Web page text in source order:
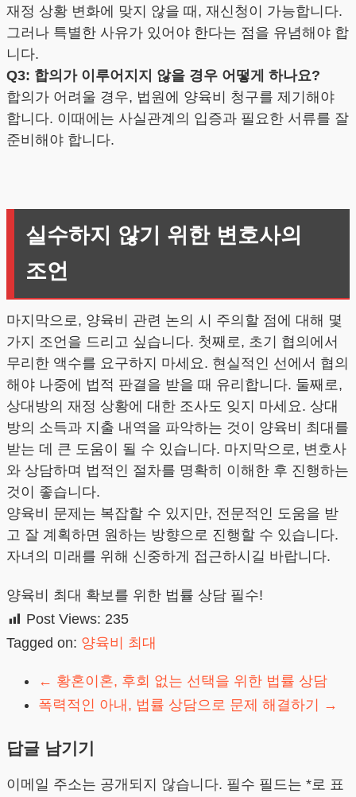
재정 상황 변화에 맞지 않을 때, 재신청이 가능합니다.
그러나 특별한 사유가 있어야 한다는 점을 유념해야 합
니다.
Q3: 합의가 이루어지지 않을 경우 어떻게 하나요?
합의가 어려울 경우, 법원에 양육비 청구를 제기해야
합니다. 이때에는 사실관계의 입증과 필요한 서류를 잘
준비해야 합니다.
실수하지 않기 위한 변호사의
조언
마지막으로, 양육비 관련 논의 시 주의할 점에 대해 몇
가지 조언을 드리고 싶습니다. 첫째로, 초기 협의에서
무리한 액수를 요구하지 마세요. 현실적인 선에서 협의
해야 나중에 법적 판결을 받을 때 유리합니다. 둘째로,
상대방의 재정 상황에 대한 조사도 잊지 마세요. 상대
방의 소득과 지출 내역을 파악하는 것이 양육비 최대를
받는 데 큰 도움이 될 수 있습니다. 마지막으로, 변호사
와 상담하며 법적인 절차를 명확히 이해한 후 진행하는
것이 좋습니다.
양육비 문제는 복잡할 수 있지만, 전문적인 도움을 받
고 잘 계획하면 원하는 방향으로 진행할 수 있습니다.
자녀의 미래를 위해 신중하게 접근하시길 바랍니다.
양육비 최대 확보를 위한 법률 상담 필수!
Post Views: 235
Tagged on: 양육비 최대
← 황혼이혼, 후회 없는 선택을 위한 법률 상담
폭력적인 아내, 법률 상담으로 문제 해결하기
→
답글 남기기
이메일 주소는 공개되지 않습니다. 필수 필드는 *로 표